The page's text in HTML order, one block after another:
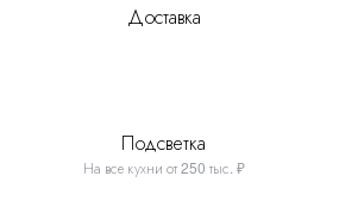
Доставка
Подсветка
На все кухни от 250 тыс. ₽